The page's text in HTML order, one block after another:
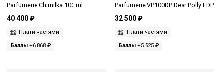
Parfumerie Chimilka 100 ml
40 400 ₽
Плати частями
Баллы +6 868 ₽
Parfumerie VP100DP Dear Polly EDP
32 500 ₽
Плати частями
Баллы+5 525 ₽